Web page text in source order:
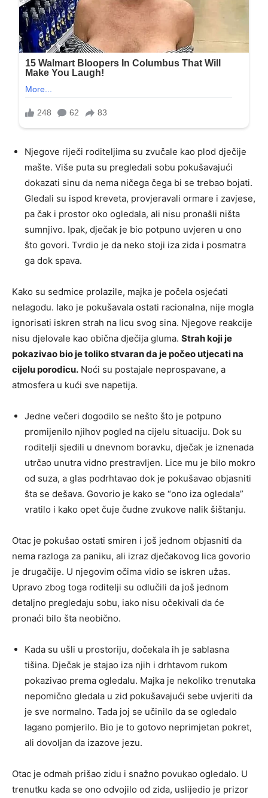
Njegove riječi roditeljima su zvučale kao plod dječije
mašte. Više puta su pregledali sobu pokušavajući
dokazati sinu da nema ničega čega bi se trebao bojati.
Gledali su ispod kreveta, provjeravali ormare i zavjese,
pa čak i prostor oko ogledala, ali nisu pronašli ništa
sumnjivo. Ipak, dječak je bio potpuno uvjeren u ono
što govori. Tvrdio je da neko stoji iza zida i posmatra
ga dok spava.
Kako su sedmice prolazile, majka je počela osjećati
nelagodu. Iako je pokušavala ostati racionalna, nije mogla
ignorisati iskren strah na licu svog sina. Njegove reakcije
nisu djelovale kao obična dječija gluma. Strah koji je
pokazivao bio je toliko stvaran da je počeo utjecati na
cijelu porodicu. Noći su postajale neprospavane, a
atmosfera u kući sve napetija.
Jedne večeri dogodilo se nešto što je potpuno
promijenilo njihov pogled na cijelu situaciju. Dok su
roditelji sjedili u dnevnom boravku, dječak je iznenada
utrčao unutra vidno prestravljen. Lice mu je bilo mokro
od suza, a glas podrhtavao dok je pokušavao objasniti
šta se dešava. Govorio je kako se “ono iza ogledala”
vratilo i kako opet čuje čudne zvukove nalik šištanju.
Otac je pokušao ostati smiren i još jednom objasniti da
nema razloga za paniku, ali izraz dječakovog lica govorio
je drugačije. U njegovim očima vidio se iskren užas.
Upravo zbog toga roditelji su odlučili da još jednom
detaljno pregledaju sobu, iako nisu očekivali da će
pronaći bilo šta neobično.
Kada su ušli u prostoriju, dočekala ih je sablasna
tišina. Dječak je stajao iza njih i drhtavom rukom
pokazivao prema ogledalu. Majka je nekoliko trenutaka
nepomično gledala u zid pokušavajući sebe uvjeriti da
je sve normalno. Tada joj se učinilo da se ogledalo
lagano pomjerilo. Bio je to gotovo neprimjetan pokret,
ali dovoljan da izazove jezu.
Otac je odmah prišao zidu i snažno povukao ogledalo. U
trenutku kada se ono odvojilo od zida, uslijedio je prizor